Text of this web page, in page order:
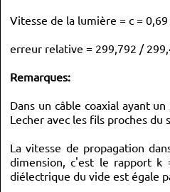
Vitesse de la lumière = c =
erreur relative = 299,792 /
Remarques:
Dans un câble coaxial ayant
Lecher avec les fils proches
La vitesse de propagation
dimension, c'est le rapport k
diélectrique du vide est égale